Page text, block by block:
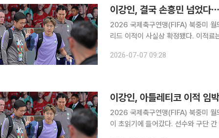
이강인, 결국 손흥민 넘었
2026 국제축구연맹(FIFA) 북중미 월
리드 이적이 사실상 확정됐다. 이적
‘RMC스포츠’는 6일(현지시간)
2026-07-07 09:28
이강인, 아틀레티코 이적
2026 국제축구연맹(FIFA) 북중미 월
이 초읽기에 들어갔다. 선수와 구단